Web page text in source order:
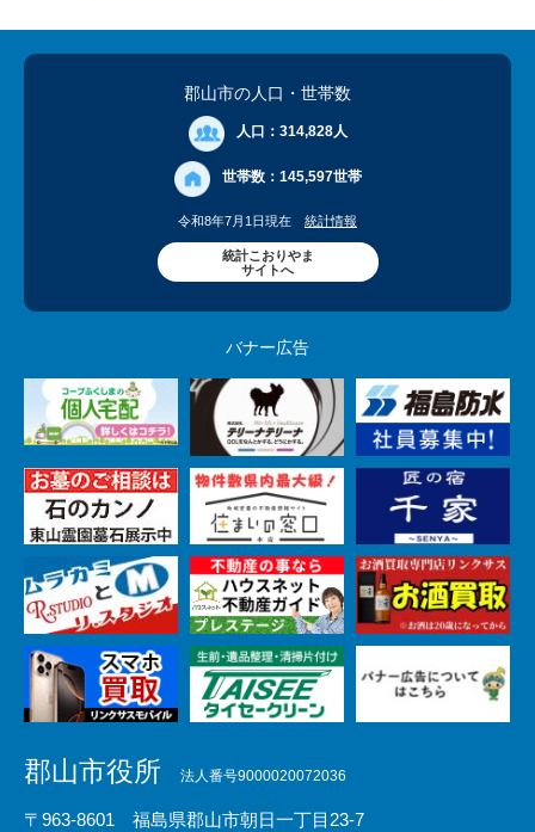
郡山市の人口 ・世帯数
人口： 314,828人
世帯数： 145,597世帯
令和8年7月1日現在 統計情報
統計こおりやま
サイトへ
バナー広告
郡山市役所 法人番号9000020072036
〒963-8601 福島県郡山市朝日一丁目23-7